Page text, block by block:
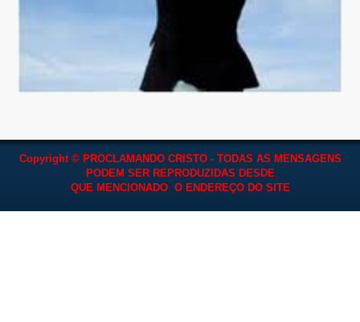
Copyright © PROCLAMANDO CRISTO - TODAS AS MENSAGENS
PODEM SER REPRODUZIDAS DESDE
QUE MENCIONADO O ENDEREÇO DO SITE